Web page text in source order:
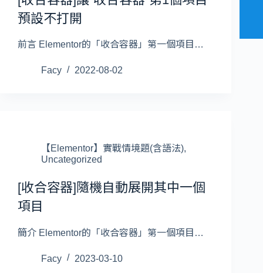
預設不打開
前言 Elementor的「收合容器」第一個項目…
Facy 2022-08-02
【Elementor】實戰情境題(含語法),
Uncategorized
[收合容器]隨機自動展開其中一個
項目
簡介 Elementor的「收合容器」第一個項目…
Facy 2023-03-10